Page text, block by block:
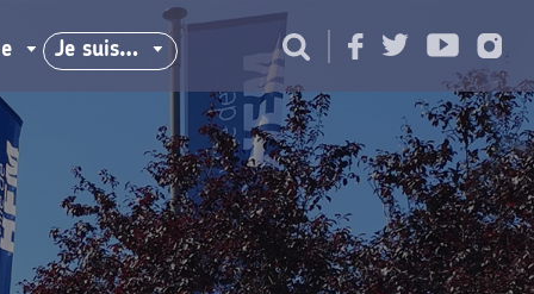
Je suis…